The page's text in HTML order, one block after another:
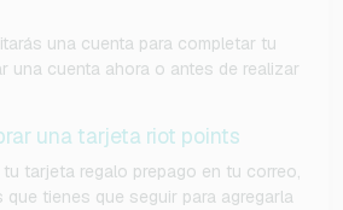
una cuenta para completar tu
una cuenta ahora o antes de realizar
una tarjeta riot points
tarjeta regalo prepago en tu correo,
tienes que seguir para agregarla